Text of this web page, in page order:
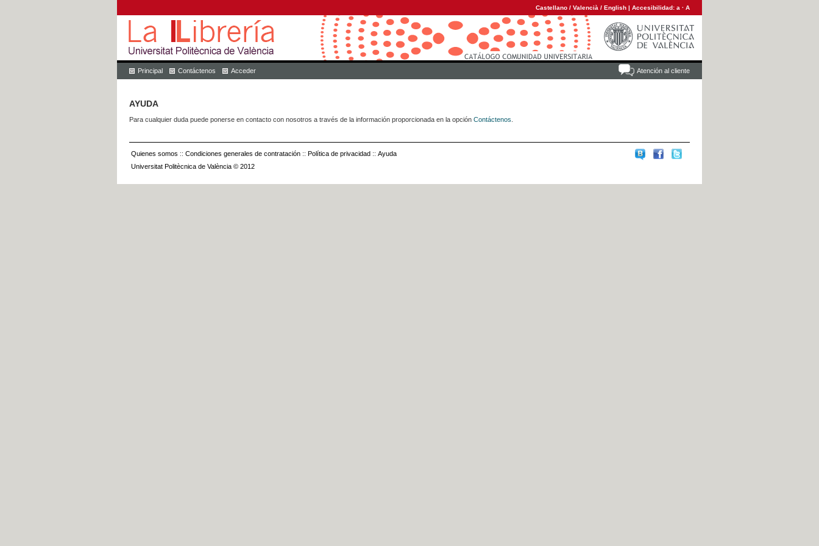
Castellano / Valencià / English | Accesibilidad: a · A
Atención al cliente
Principal Contáctenos Acceder
AYUDA
Para cualquier duda puede ponerse en contacto con nosotros a través de la información proporcionada en la opción Contáctenos
Quienes somos :: Condiciones generales de contratación :: Política de privacidad :: Ayuda
Universitat Politècnica de València © 2012